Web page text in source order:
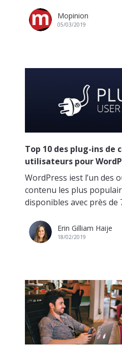
Mopinion
05/03/2019
Top 10 des plug-ins de
utilisateurs pour
WordPress iest l’un des
contenu les plus
disponibles avec près de
Erin Gilliam Haije
18/02/2019